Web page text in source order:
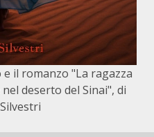
il romanzo "La ragazza
deserto del Sinai", di